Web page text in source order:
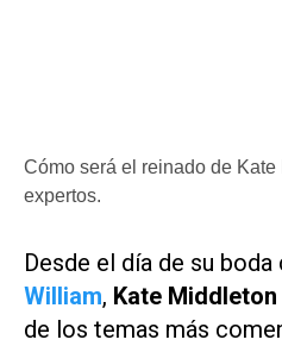
Cómo será el reinado de
expertos.
Desde el día de su boda
William, Kate Middleton
de los temas más